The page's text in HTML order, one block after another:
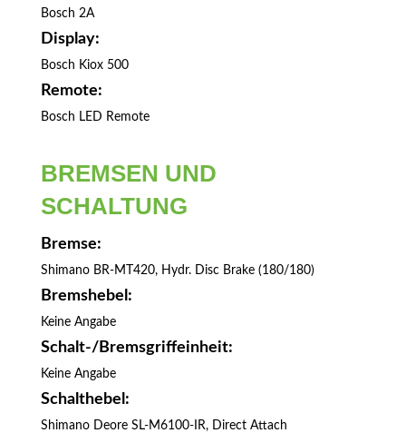
Bosch 2A
Display:
Bosch Kiox 500
Remote:
Bosch LED Remote
BREMSEN UND
SCHALTUNG
Bremse:
Shimano BR-MT420, Hydr. Disc Brake (180/180)
Bremshebel:
Keine Angabe
Schalt-/Bremsgriffeinheit:
Keine Angabe
Schalthebel:
Shimano Deore SL-M6100-IR, Direct Attach